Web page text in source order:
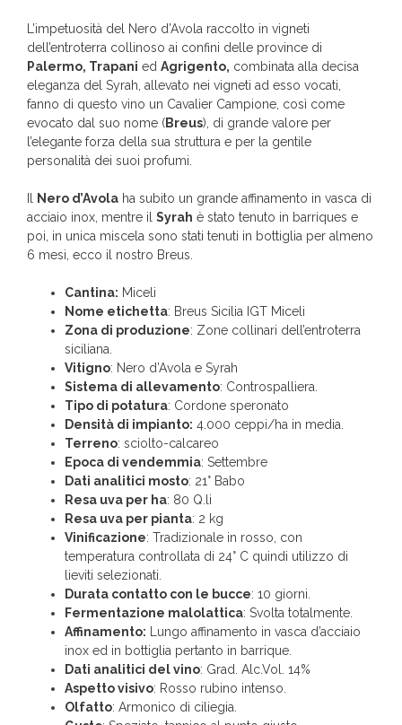
L’impetuosità del Nero d’Avola raccolto in vigneti
dell’entroterra collinoso ai confini delle province di
Palermo, Trapani ed Agrigento, combinata alla decisa
eleganza del Syrah, allevato nei vigneti ad esso vocati,
fanno di questo vino un Cavalier Campione, così come
evocato dal suo nome (Breus), di grande valore per
l’elegante forza della sua struttura e per la gentile
personalità dei suoi profumi.
Il Nero d’Avola ha subito un grande affinamento in vasca di
acciaio inox, mentre il Syrah è stato tenuto in barriques e
poi, in unica miscela sono stati tenuti in bottiglia per almeno
6 mesi, ecco il nostro Breus.
Cantina: Miceli
Nome etichetta: Breus Sicilia IGT Miceli
Zona di produzione: Zone collinari dell’entroterra
siciliana.
Vitigno: Nero d’Avola e Syrah
Sistema di allevamento: Controspalliera.
Tipo di potatura: Cordone speronato
Densità di impianto: 4.000 ceppi/ha in media.
Terreno: sciolto-calcareo
Epoca di vendemmia: Settembre
Dati analitici mosto: 21° Babo
Resa uva per ha: 80 Q.li
Resa uva per pianta: 2 kg
Vinificazione: Tradizionale in rosso, con
temperatura controllata di 24° C quindi utilizzo di
lieviti selezionati.
Durata contatto con le bucce: 10 giorni.
Fermentazione malolattica: Svolta totalmente.
Affinamento: Lungo affinamento in vasca d’acciaio
inox ed in bottiglia pertanto in barrique.
Dati analitici del vino: Grad. Alc.Vol. 14%
Aspetto visivo: Rosso rubino intenso.
Olfatto: Armonico di ciliegia.